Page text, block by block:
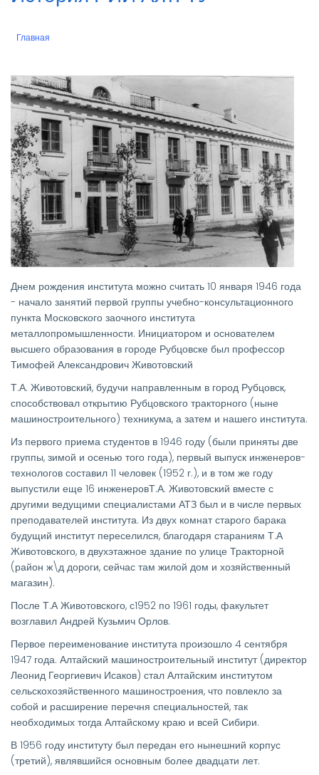
Строка
Главная
Днем рождения института можно считать 10 января 1946 года
- начало занятий первой группы учебно-консультационного
пункта Московского заочного института
металлопромышленности. Инициатором и основателем
высшего образования в городе Рубцовске был профессор
Тимофей Александрович Животовский
Т.А. Животовский, будучи направленным в город Рубцовск,
способствовал открытию Рубцовского тракторного (ныне
машиностроительного) техникума, а затем и нашего института.
Из первого приема студентов в 1946 году (были приняты две
группы, зимой и осенью того года), первый выпуск инженеров-
технологов составил 11 человек (1952 г.), и в том же году
выпустили еще 16 инженеровТ.А. Животовский вместе с
другими ведущими специалистами АТЗ был и в числе первых
преподавателей института. Из двух комнат старого барака
будущий институт переселился, благодаря стараниям Т.А
Животовского, в двухэтажное здание по улице Тракторной
(район ж\д дороги, сейчас там жилой дом и хозяйственный
магазин).
После Т.А Животовского, с1952 по 1961 годы, факультет
возглавил Андрей Кузьмич Орлов.
Первое переименование института произошло 4 сентября
1947 года. Алтайский машиностроительный институт (директор
Леонид Георгиевич Исаков) стал Алтайским институтом
сельскохозяйственного машиностроения, что повлекло за
собой и расширение перечня специальностей, так
необходимых тогда Алтайскому краю и всей Сибири.
В 1956 году институту был передан его нынешний корпус
(третий), являвшийся основным более двадцати лет.